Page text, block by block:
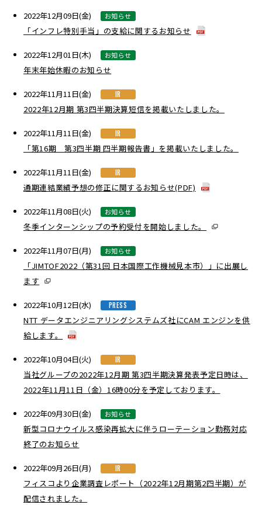
2022年12月09日(金) お知らせ
「インフレ特別手当」の支給に関するお知らせ
2022年12月01日(木) お知らせ
年末年始休暇のお知らせ
2022年11月11日(金) IR
2022年12月期 第3四半期決算短信を掲載いたしました。
2022年11月11日(金) IR
「第16期 第3四半期 四半期報告書」を掲載いたしました。
2022年11月11日(金) IR
通期連結業績予想の修正に関するお知らせ(PDF)
2022年11月08日(火) お知らせ
冬季インターンシップの予約受付を開始しました。
2022年11月07日(月) お知らせ
「JIMTOF2022（第31回 日本国際工作機械見本市）」に出展し
ます
2022年10月12日(水) PRESS
NTT データエンジニアリングシステムズ社にCAM エンジンを供
給します。
2022年10月04日(火) IR
当社グループの2022年12月期 第3四半期決算発表予定日時は、
2022年11月11日（金）16時00分を予定しております。
2022年09月30日(金) お知らせ
新型コロナウイルス感染再拡大に伴うローテーション勤務対応
終了のお知らせ
2022年09月26日(月) IR
フィスコより企業調査レポート（2022年12月期第2四半期）が
配信されました。